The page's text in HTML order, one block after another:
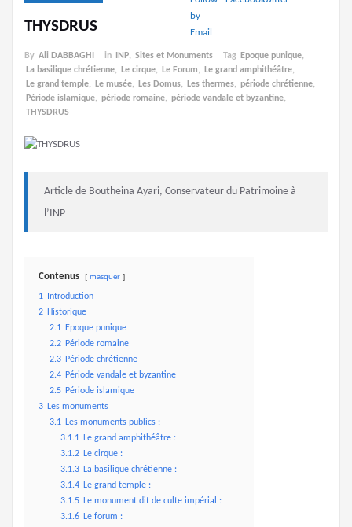
THYSDRUS
By Ali DABBAGHI in INP, Sites et Monuments Tag Epoque punique,
La basilique chrétienne, Le cirque, Le Forum, Le grand amphithéâtre,
Le grand temple, Le musée, Les Domus, Les thermes, période chrétienne,
Période islamique, période romaine, période vandale et byzantine,
THYSDRUS
Article de Boutheina Ayari, Conservateur du Patrimoine à
l’INP
Contenus masquer
1
Introduction
2 Historique
2.1 Epoque punique
2.2 Période romaine
2.3 Période chrétienne
2.4 Période vandale et byzantine
2.5 Période islamique
3 Les monuments
3.1 Les monuments publics :
3.1.1 Le grand amphithéâtre :
3.1.2 Le cirque :
3.1.3 La basilique chrétienne :
3.1.4 Le grand temple :
3.1.5 Le monument dit de culte impérial :
3.1.6 Le forum :